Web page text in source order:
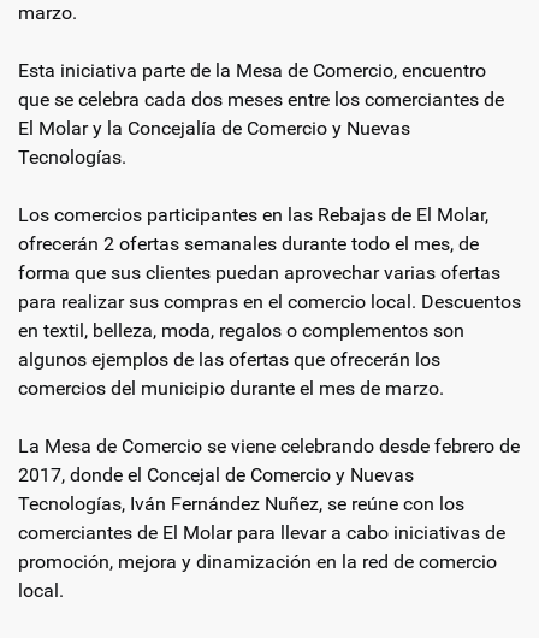
marzo.
Esta iniciativa parte de la Mesa de Comercio, encuentro
que se celebra cada dos meses entre los comerciantes de
El Molar y la Concejalía de Comercio y Nuevas
Tecnologías.
Los comercios participantes en las Rebajas de El Molar,
ofrecerán 2 ofertas semanales durante todo el mes, de
forma que sus clientes puedan aprovechar varias ofertas
para realizar sus compras en el comercio local. Descuentos
en textil, belleza, moda, regalos o complementos son
algunos ejemplos de las ofertas que ofrecerán los
comercios del municipio durante el mes de marzo.
La Mesa de Comercio se viene celebrando desde febrero de
2017, donde el Concejal de Comercio y Nuevas
Tecnologías, Iván Fernández Nuñez, se reúne con los
comerciantes de El Molar para llevar a cabo iniciativas de
promoción, mejora y dinamización en la red de comercio
local.